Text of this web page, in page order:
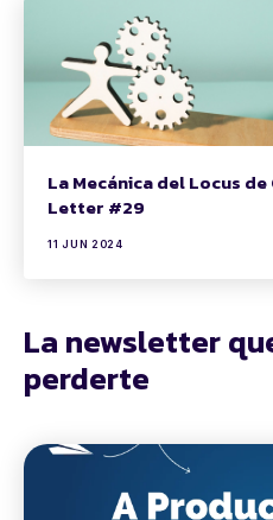
La Mecánica del Locus
Letter #29
11 JUN 2024
La newsletter
perderte